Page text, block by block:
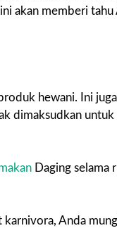
akan memberi
hewani. Ini
dimaksudkan
Daging selama
Anda